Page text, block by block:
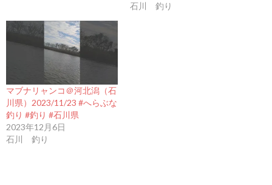
石川 釣り
マブナリャンコ＠河北潟（石
川県）2023/11/23 #へらぶな
釣り #釣り #石川県
2023年12月6日
石川 釣り